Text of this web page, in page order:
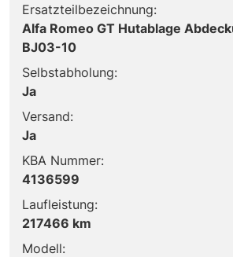
Ersatzteilbezeichnung:
Alfa Romeo GT Hutablage
BJ03-10
Selbstabholung:
Ja
Versand:
Ja
KBA Nummer:
4136599
Laufleistung:
217466 km
Modell: